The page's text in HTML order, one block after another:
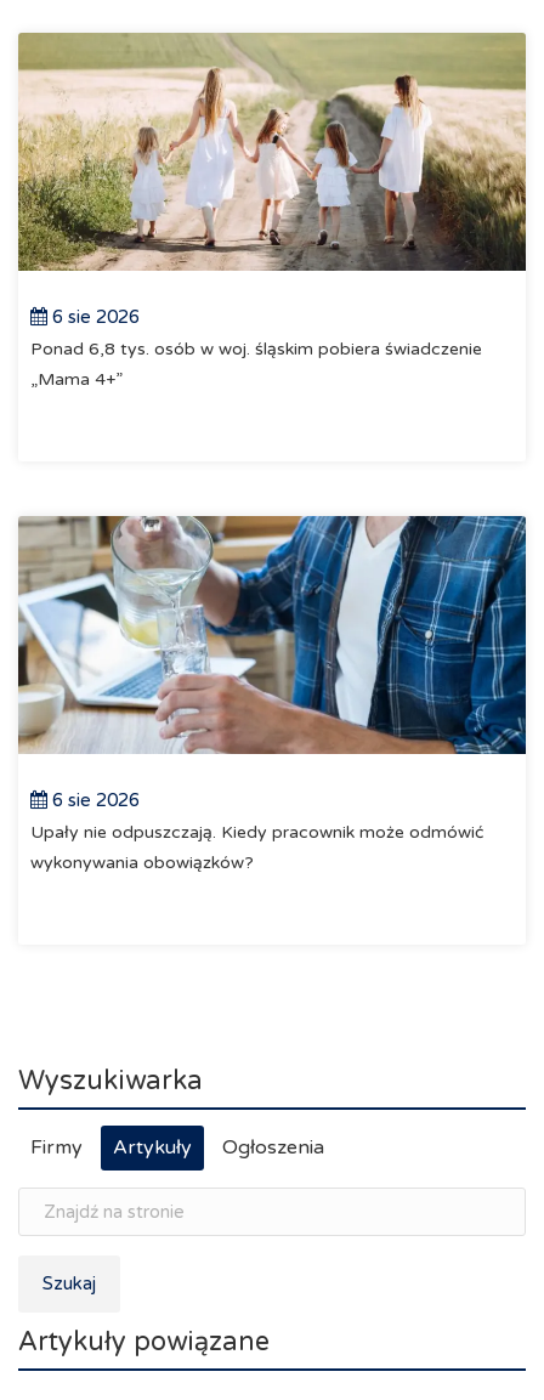
6 sie 2026
Ponad 6,8 tys. osób w woj. śląskim pobiera świadczenie
„Mama 4+”
6 sie 2026
Upały nie odpuszczają. Kiedy pracownik może odmówić
wykonywania obowiązków?
Wyszukiwarka
Firmy Artykuły Ogłoszenia
Szukaj
Artykuły powiązane